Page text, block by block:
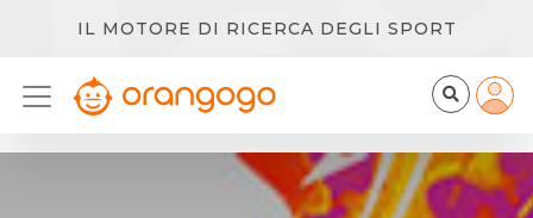
IL MOTORE DI RICERCA DEGLI SPORT